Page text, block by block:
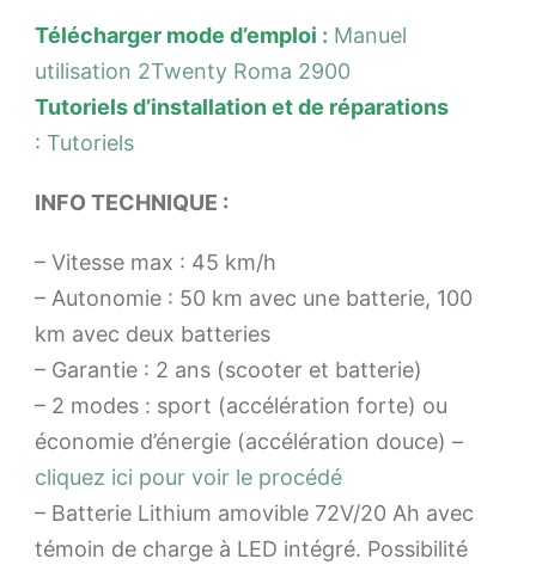
Télécharger mode d’emploi : Manuel
utilisation 2Twenty Roma 2900
Tutoriels d’installation et de réparations
: Tutoriels
INFO TECHNIQUE :
– Vitesse max : 45 km/h
– Autonomie : 50 km avec une batterie, 100
km avec deux batteries
– Garantie : 2 ans (scooter et batterie)
– 2 modes : sport (accélération forte) ou
économie d’énergie (accélération douce) –
cliquez ici pour voir le procédé
– Batterie Lithium amovible 72V/20 Ah avec
témoin de charge à LED intégré. Possibilité